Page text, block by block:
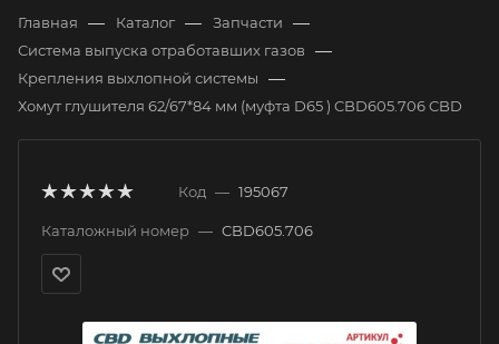
Главная — Каталог — Запчасти —
Система выпуска отработавших газов —
Крепления выхлопной системы —
Хомут глушителя 62/67*84 мм (муфта D65 ) CBD605.706 CBD
Код — 195067
Каталожный номер — CBD605.706